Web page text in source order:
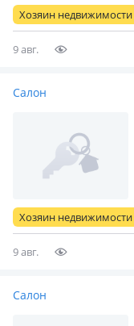
Хозяин недвижимости
9 авг.
Салон
Хозяин недвижимости
9 авг.
Салон